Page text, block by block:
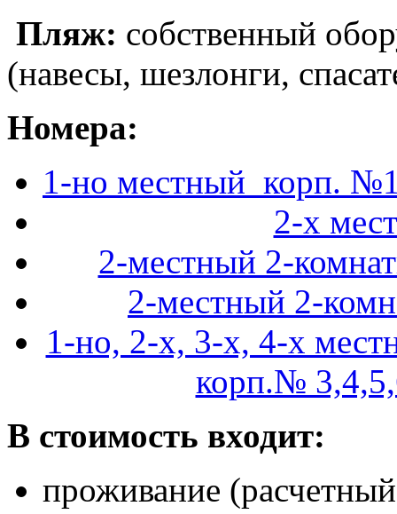
Пляж: собственный
(навесы, шезлонги,
Номера:
1-но местный корп.
2-х
2-местный 2-
2-местный 2-
1-но, 2-х, 3-х, 4-х
корп.№
В стоимость входит:
проживание